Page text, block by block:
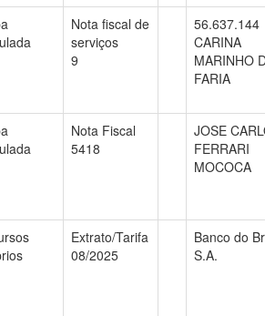
Nota fiscal de
serviços
9
56.637.144
CARINA
MARINHO
FARIA
Nota Fiscal
5418
JOSE
FERRARI
MOCOCA
Extrato/Tarifa
08/2025
Banco do
S.A.